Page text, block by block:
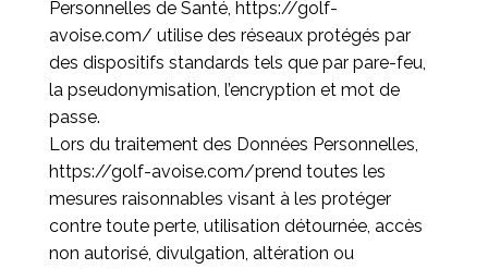
Personnelles de Santé, https://golf-
avoise.com/ utilise des réseaux protégés par
des dispositifs standards tels que par pare-feu,
la pseudonymisation, l’encryption et mot de
passe.
Lors du traitement des Données Personnelles,
https://golf-avoise.com/prend toutes les
mesures raisonnables visant à les protéger
contre toute perte, utilisation détournée, accès
non autorisé, divulgation, altération ou